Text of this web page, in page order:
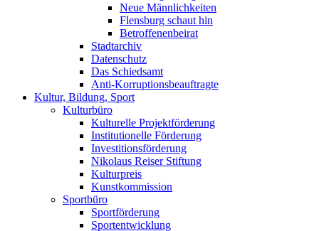
Neue Männlichkeiten
Flensburg schaut hin
Betroffenenbeirat
Stadtarchiv
Datenschutz
Das Schiedsamt
Anti-Korruptionsbeauftragte
Kultur, Bildung, Sport
Kulturbüro
Kulturelle Projektförderung
Institutionelle Förderung
Investitionsförderung
Nikolaus Reiser Stiftung
Kulturpreis
Kunstkommission
Sportbüro
Sportförderung
Sportentwicklung